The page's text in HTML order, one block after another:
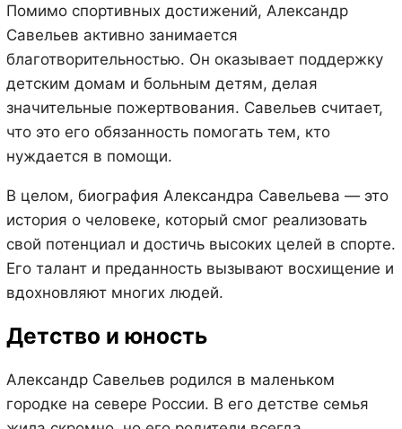
Помимо спортивных достижений, Александр
Савельев активно занимается
благотворительностью. Он оказывает поддержку
детским домам и больным детям, делая
значительные пожертвования. Савельев считает,
что это его обязанность помогать тем, кто
нуждается в помощи.
В целом, биография Александра Савельева — это
история о человеке, который смог реализовать
свой потенциал и достичь высоких целей в спорте.
Его талант и преданность вызывают восхищение и
вдохновляют многих людей.
Детство и юность
Александр Савельев родился в маленьком
городке на севере России. В его детстве семья